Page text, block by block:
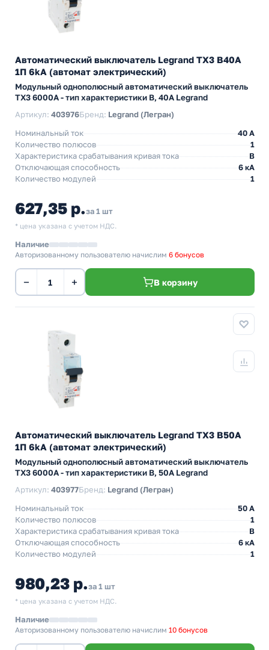
Автоматический выключатель Legrand TX3 B40A
1П 6kA (автомат электрический)
Модульный однополюсный автоматический выключатель
TX3 6000А - тип характеристики B, 40А Legrand
Артикул: 403976Бренд: Legrand (Легран)
Номинальный ток
40 A
Количество полюсов
1
Характеристика срабатывания кривая тока
B
Отключающая способность
6 кА
Количество модулей
1
627,35 р.за 1 шт
* цена указана с учетом НДС.
Наличие
Авторизованному пользователю начислим 6 бонусов
− + В корзину
Автоматический выключатель Legrand TX3 B50A
1П 6kA (автомат электрический)
Модульный однополюсный автоматический выключатель
TX3 6000А - тип характеристики B, 50А Legrand
Артикул: 403977Бренд: Legrand (Легран)
Номинальный ток
50 A
Количество полюсов
1
Характеристика срабатывания кривая тока
B
Отключающая способность
6 кА
Количество модулей
1
980,23 р.за 1 шт
* цена указана с учетом НДС.
Наличие
Авторизованному пользователю начислим 10 бонусов